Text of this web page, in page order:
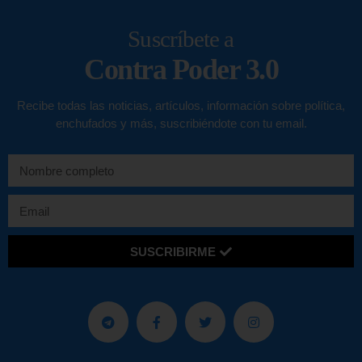
Suscríbete a
Contra Poder 3.0
Recibe todas las noticias, artículos, información sobre política,
enchufados y más, suscribiéndote con tu email.
SUSCRIBIRME